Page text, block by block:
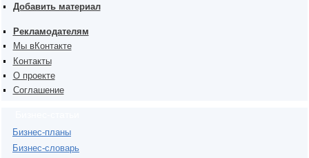
Добавить материал
Рекламодателям
Мы вКонтакте
Контакты
О проекте
Соглашение
Бизнес-планы
Бизнес-словарь